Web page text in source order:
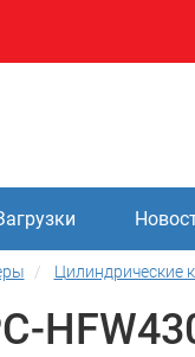
Цилиндрические